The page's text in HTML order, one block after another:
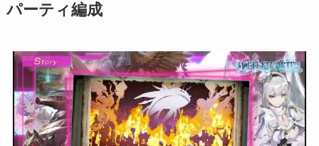
パーティ編成